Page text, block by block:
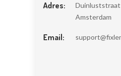
Adres:
Duinluststraat
Amsterdam
Email: